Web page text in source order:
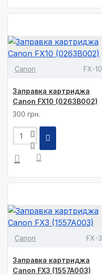
Canon FX-10
Заправка картриджа
Canon FX10 (0263B002)
300 грн.
Canon FX-3
Заправка картриджа
Canon FX3 (1557A003)